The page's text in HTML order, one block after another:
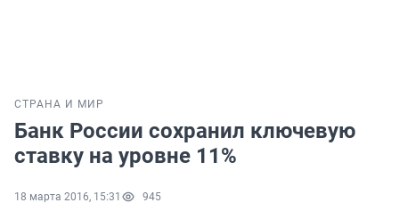
СТРАНА И МИР
Банк России сохранил ключевую
ставку на уровне 11%
18 марта 2016, 15:31 945